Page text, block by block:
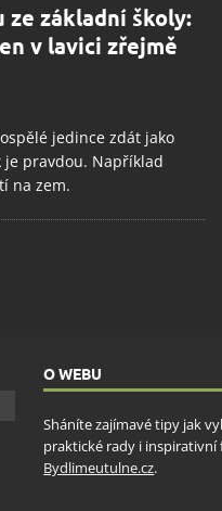
základní školy:
v lavici zřejmě
jedince zdát jako
je pravdou. Například
na zem.
O WEBU
Sháníte zajímavé tipy jak
praktické rady i
Bydlimeutulne.cz.